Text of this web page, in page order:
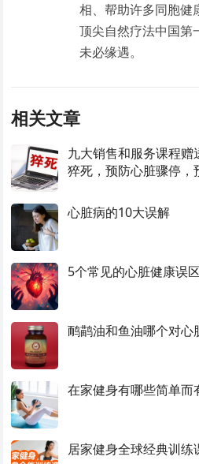
相、帮助许多同胞健
顶尖自然疗法中国第
未必缘遇。
相关文章
九大销售和服务课程
猝死，预防心脏骤停，
心脏病的10大误解
5个常见的心脏健康误区
鸸鹋油和鱼油哪个对心
在家健身有哪些简单而
居家健身全球经典训练